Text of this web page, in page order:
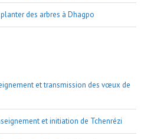
des arbres à Dhagpo
et transmission des vœux de
et initiation de Tchenrézi